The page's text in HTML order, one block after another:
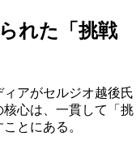
れた「挑戦
アがセルジオ越後氏
心は、一貫して「挑
とにある。